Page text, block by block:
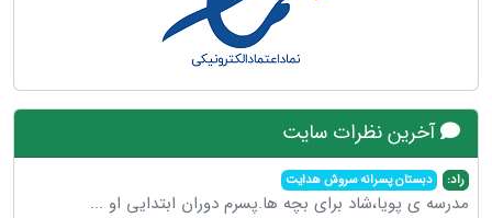
آخرین نظرات سایت
راد: دبستان پسرانه سروش هدایت
مدرسه ی پویا،شاد برای بچه ها.پسرم دوران ابتدایی او ...